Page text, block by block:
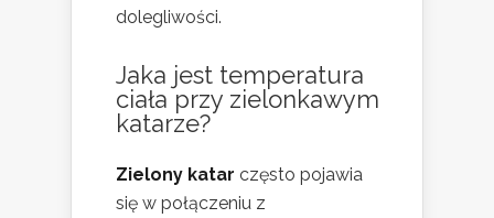
dolegliwości.
Jaka jest temperatura
ciała przy zielonkawym
katarze?
Zielony katar często pojawia
się w połączeniu z